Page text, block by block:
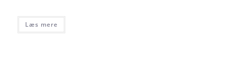
Læs mere